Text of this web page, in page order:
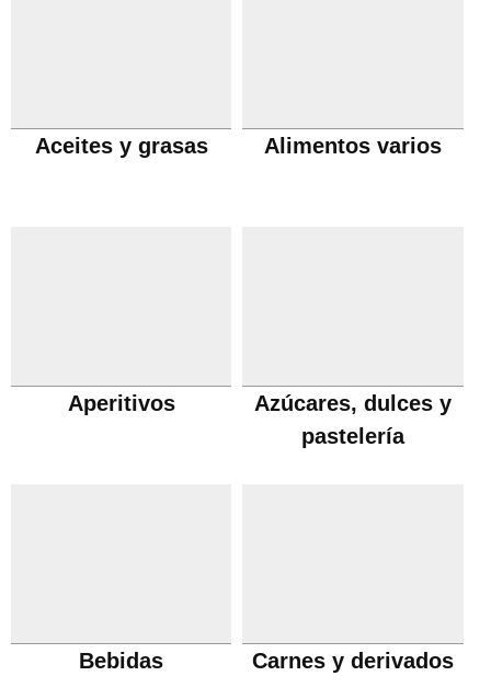
Aceites y grasas Alimentos varios
Aperitivos
Azúcares, dulces y
pastelería
Bebidas Carnes y derivados